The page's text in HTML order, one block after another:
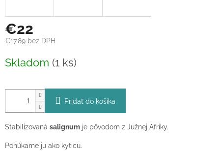
€22
€17,89 bez DPH
cena:
Skladom (1 ks)
Pridať do košíka
Stabilizovaná salignum je pôvodom z Južnej Afriky.
Ponúkame ju ako kyticu.